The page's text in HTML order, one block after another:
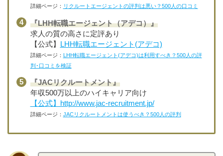
詳細ページ： リクルートエージェントの評判は悪い？500人の口コミ
『LHH転職エージェント（アデコ）』
求人の質の高さに定評あり
【公式】
LHH転職エージェント(アデコ)
詳細ページ： LHH転職エージェント(アデコ)は利用すべき？500人の評
判･口コミを検証
『JACリクルートメント』
年収500万以上のハイキャリア向け
【公式】http://www.jac-recruitment.jp/
詳細ページ： JACリクルートメントは使うべき？500人の評判